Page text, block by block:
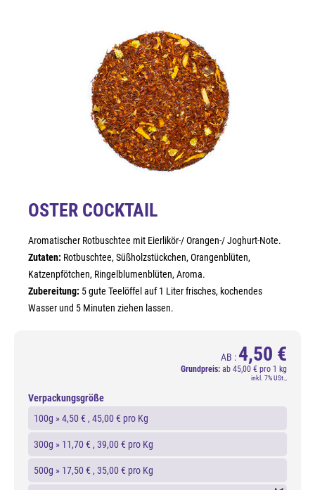
OSTER COCKTAIL
Aromatischer Rotbuschtee mit Eierlikör-/ Orangen-/ Joghurt-Note.
Zutaten: Rotbuschtee, Süßholzstückchen, Orangenblüten,
Katzenpfötchen, Ringelblumenblüten, Aroma.
Zubereitung: 5 gute Teelöffel auf 1 Liter frisches, kochendes
Wasser und 5 Minuten ziehen lassen.
AB : 4,50 €
Grundpreis: ab 45,00 € pro 1 kg
inkl. 7% USt.,
Verpackungsgröße
100g »4,50 € , 45,00 € pro Kg
300g » 11,70 € , 39,00 € pro Kg
500g » 17,50 € , 35,00 € pro Kg